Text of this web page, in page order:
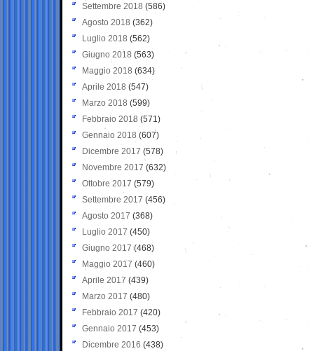
Settembre 2018 (586)
Agosto 2018 (362)
Luglio 2018 (562)
Giugno 2018 (563)
Maggio 2018 (634)
Aprile 2018 (547)
Marzo 2018 (599)
Febbraio 2018 (571)
Gennaio 2018 (607)
Dicembre 2017 (578)
Novembre 2017 (632)
Ottobre 2017 (579)
Settembre 2017 (456)
Agosto 2017 (368)
Luglio 2017 (450)
Giugno 2017 (468)
Maggio 2017 (460)
Aprile 2017 (439)
Marzo 2017 (480)
Febbraio 2017 (420)
Gennaio 2017 (453)
Dicembre 2016 (438)